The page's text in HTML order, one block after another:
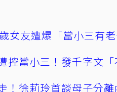
女友遭爆「當小三有
控當小三！發千字文「
！徐莉玲首談母子分離